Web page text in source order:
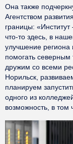
Она также
Агентством
границы:
что-то здесь, в
улучшение региона
помогать
дружим со всеми
Норильск,
планируем
одного из
возможность, в том